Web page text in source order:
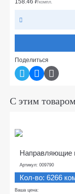
158.46 ₽/компл.
Поделиться
С этим
Направляющие
Артикул: 009790
Кол-во: 6266
Ваша цена: